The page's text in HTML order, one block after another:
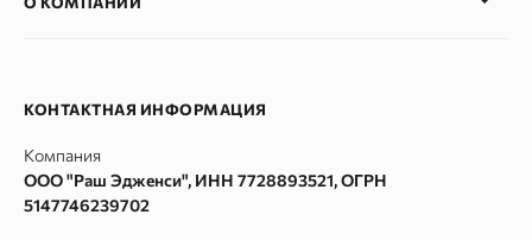
Руководство по API в сервисе Rush Analytics
Политика конфиденциальности
Сбор Wordstat
Кластеризация
КОНТАКТНАЯ ИНФОРМАЦИЯ
Компания
ООО "Раш Эдженси", ИНН 7728893521, ОГРН
5147746239702